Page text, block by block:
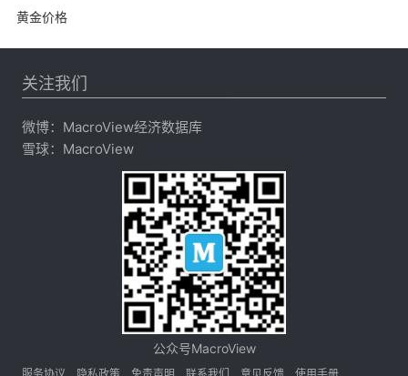
黄金价格
关注我们
微博： MacroView经济数据库
雪球： MacroView
公众号MacroView